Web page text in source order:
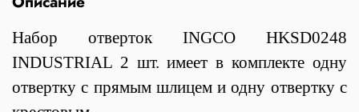
Набор отверток INGCO HKSD0248
INDUSTRIAL 2 шт. имеет в комплекте одну
отвертку с прямым шлицем и одну отвертку с